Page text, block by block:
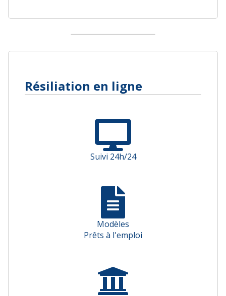
Résiliation en ligne
Suivi 24h/24
Modèles
Prêts à l'emploi